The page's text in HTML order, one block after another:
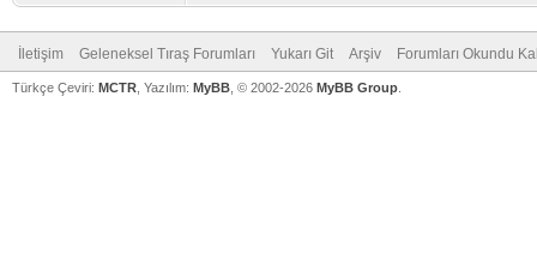
İletişim Geleneksel Tıraş Forumları Yukarı Git Arşiv Forumları Okundu
Türkçe Çeviri: MCTR , Yazılım: MyBB , © 2002-2026 MyBB Group